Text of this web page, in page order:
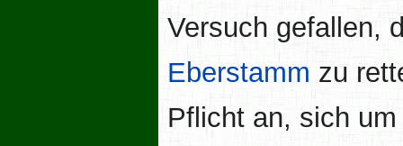
Versuch gefallen,
Eberstamm zu
Pflicht an, sich